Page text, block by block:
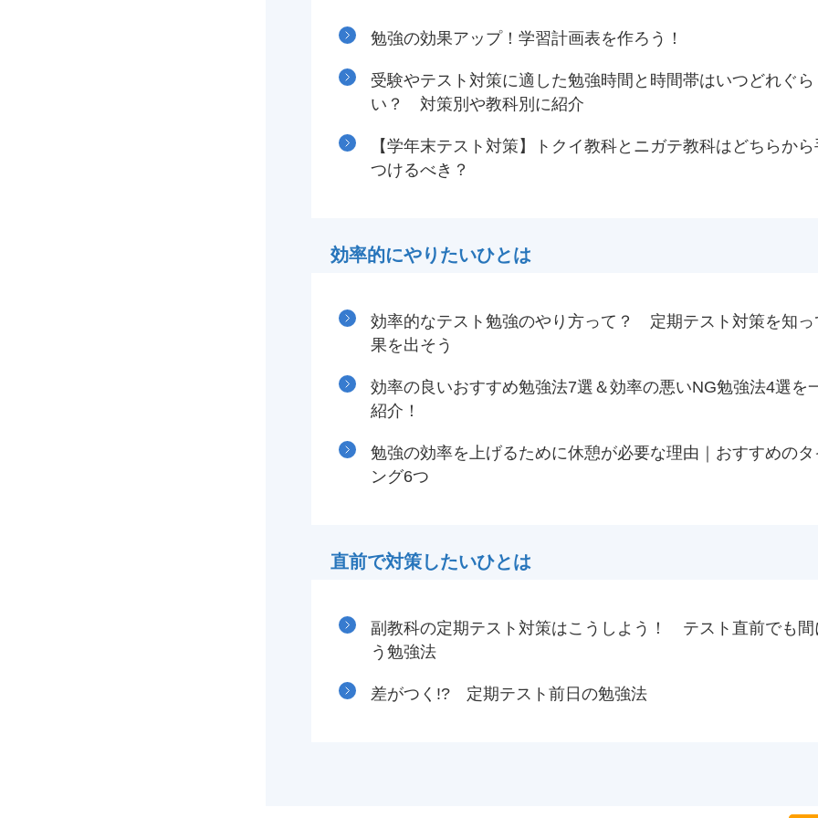
勉強の効果アップ！学習計画表を作ろう！
受験やテスト対策に適した勉強時間と時間帯はいつどれぐら
い？ 対策別や教科別に紹介
【学年末テスト対策】トクイ教科とニガテ教科はどちらから
つけるべき？
効率的にやりたいひとは
効率的なテスト勉強のやり方って？ 定期テスト対策を知っ
果を出そう
効率の良いおすすめ勉強法7選＆効率の悪いNG勉強法4選を
紹介！
勉強の効率を上げるために休憩が必要な理由｜おすすめのタ
ング6つ
直前で対策したいひとは
副教科の定期テスト対策はこうしよう！ テスト直前でも間
う勉強法
差がつく!? 定期テスト前日の勉強法